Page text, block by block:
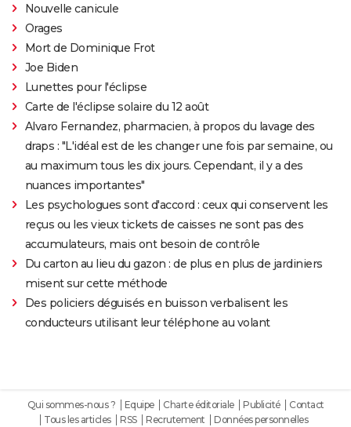
Nouvelle canicule
Orages
Mort de Dominique Frot
Joe Biden
Lunettes pour l'éclipse
Carte de l'éclipse solaire du 12 août
Alvaro Fernandez, pharmacien, à propos du lavage des
draps : "L'idéal est de les changer une fois par semaine, ou
au maximum tous les dix jours. Cependant, il y a des
nuances importantes"
Les psychologues sont d'accord : ceux qui conservent les
reçus ou les vieux tickets de caisses ne sont pas des
accumulateurs, mais ont besoin de contrôle
Du carton au lieu du gazon : de plus en plus de jardiniers
misent sur cette méthode
Des policiers déguisés en buisson verbalisent les
conducteurs utilisant leur téléphone au volant
Qui sommes-nous ? Equipe Charte éditoriale Publicité
Contact
Tous les articles
RSS Recrutement Données personnelles